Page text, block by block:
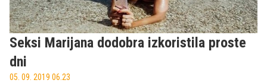
Seksi Marijana dodobra izkoristila proste
dni
05. 09. 2019 06.23